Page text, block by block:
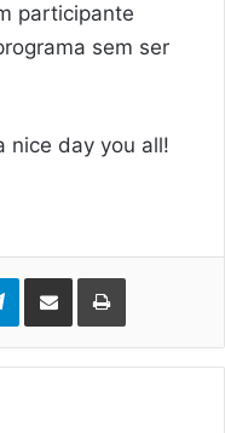
participante
sem ser
nice day you all!
Telegram
Compartilhar via e-mail Imprimir